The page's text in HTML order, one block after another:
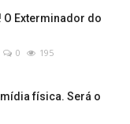
O Exterminador do
0 195
física. Será o